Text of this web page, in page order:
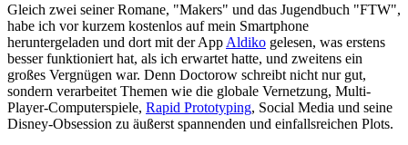
Gleich zwei seiner Romane, "Makers" und das Jugendbuch "FTW",
habe ich vor kurzem kostenlos auf mein Smartphone
heruntergeladen und dort mit der App Aldiko gelesen, was erstens
besser funktioniert hat, als ich erwartet hatte, und zweitens ein
großes Vergnügen war. Denn Doctorow schreibt nicht nur gut,
sondern verarbeitet Themen wie die globale Vernetzung, Multi-
Player-Computerspiele, Rapid Prototyping, Social Media und seine
Disney-Obsession zu äußerst spannenden und einfallsreichen Plots.